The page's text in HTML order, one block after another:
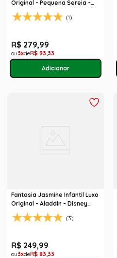
Original - Pequena Sereia -
Disney Princesas
(1)
R$ 279,99
3 R$ 93,33
Fantasia Jasmine Infantil Luxo
Original - Aladdin - Disney
Princesas
(3)
R$ 249,99
3 R$ 83,33